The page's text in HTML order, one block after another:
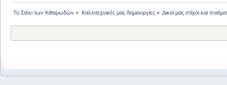
Το Στέκι των Κιθαρωδών » Καλλιτεχνικές μας δημιουργίες» Δικοί μας στίχοι και